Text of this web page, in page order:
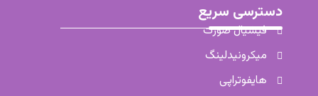
دسترسی سریع
فیشیال صورت
میکرونیدلینگ
هایفوتراپی